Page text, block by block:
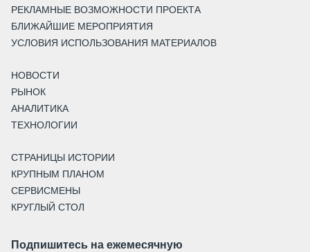
РЕКЛАМНЫЕ ВОЗМОЖНОСТИ ПРОЕКТА
БЛИЖАЙШИЕ МЕРОПРИЯТИЯ
УСЛОВИЯ ИСПОЛЬЗОВАНИЯ МАТЕРИАЛОВ
НОВОСТИ
РЫНОК
АНАЛИТИКА
ТЕХНОЛОГИИ
СТРАНИЦЫ ИСТОРИИ
КРУПНЫМ ПЛАНОМ
СЕРВИСМЕНЫ
КРУГЛЫЙ СТОЛ
Подпишитесь на ежемесячную